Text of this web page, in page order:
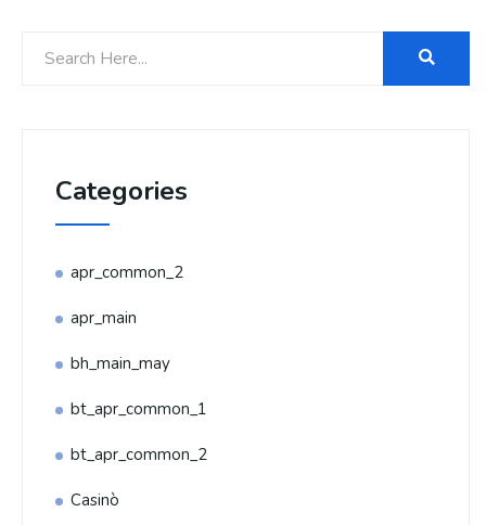
Categories
apr_common_2
apr_main
bh_main_may
bt_apr_common_1
bt_apr_common_2
Casinò